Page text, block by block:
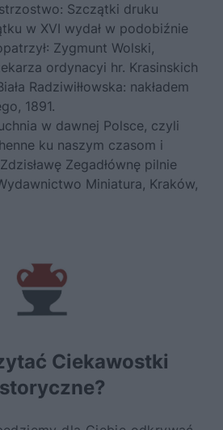
Szczątki druku
w XVI wydał w podobiźnie
Zygmunt Wolski,
ordynacyi hr. Krasinskich
Radziwiłłowska: nakładem
1891.
w dawnej Polsce, czyli
ku naszym czasom i
Zegadłównę pilnie
Miniatura, Kraków,